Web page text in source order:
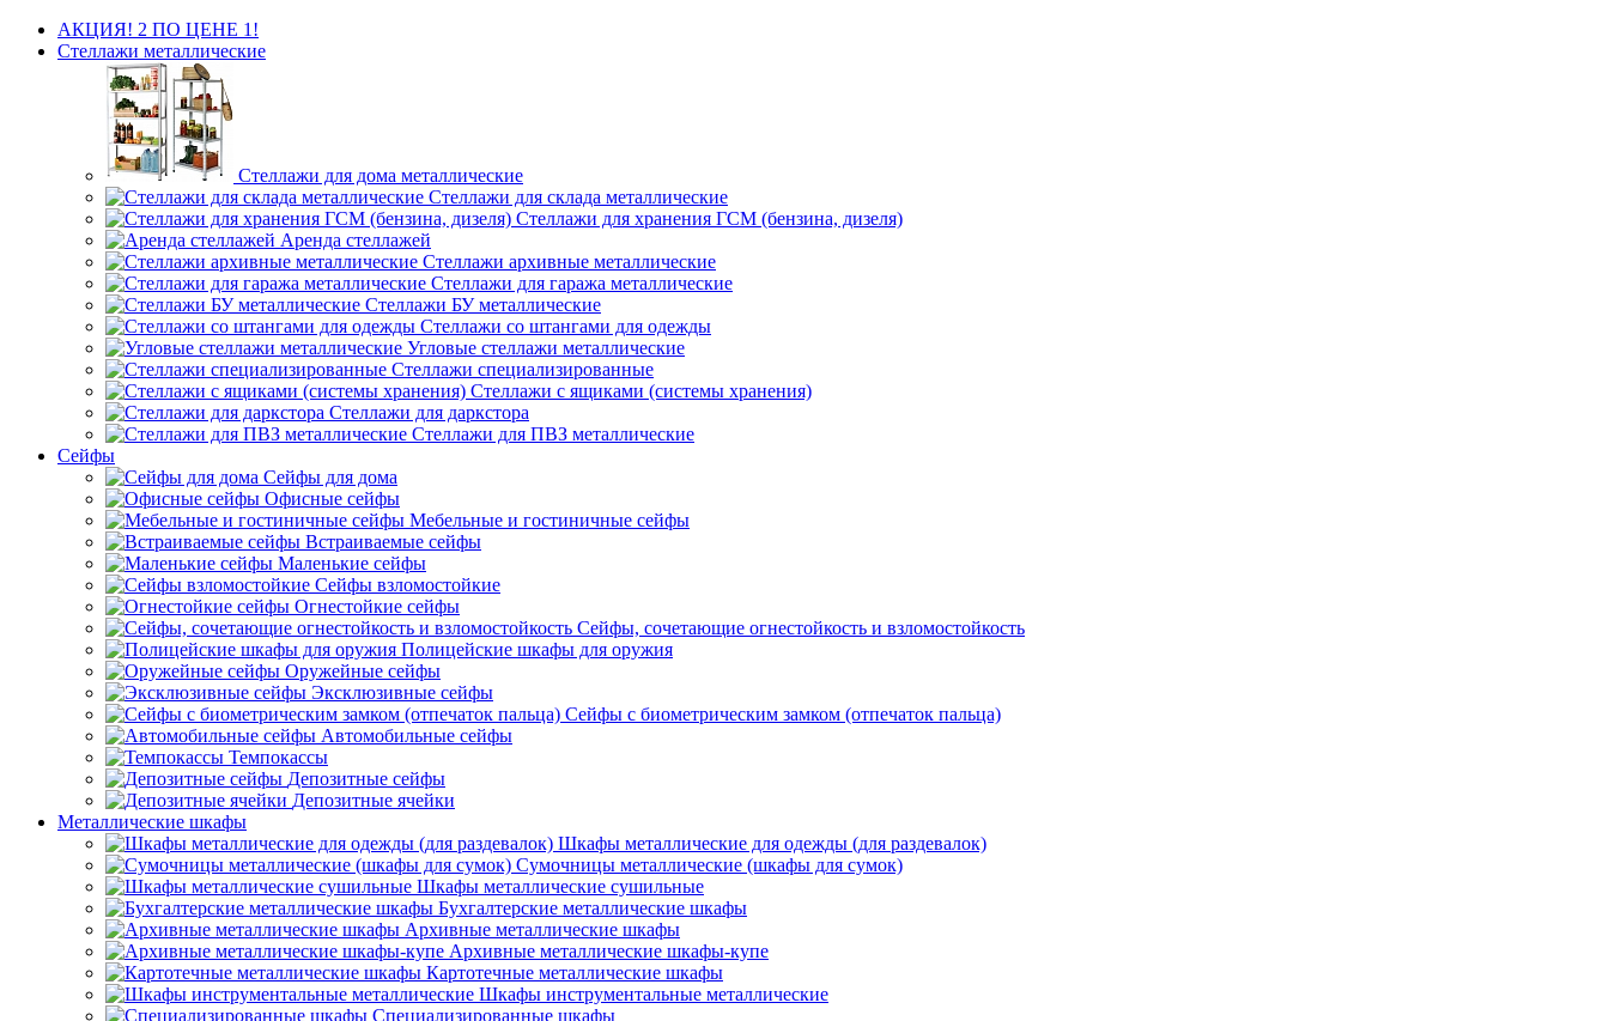
АКЦИЯ! 2 ПО ЦЕНЕ 1!
Стеллажи металлические
Стеллажи для дома металлические
Стеллажи для склада металлические
Стеллажи для хранения ГСМ (бензина, дизеля)
Аренда стеллажей
Стеллажи архивные металлические
Стеллажи для гаража металлические
Стеллажи БУ металлические
Стеллажи со штангами для одежды
Угловые стеллажи металлические
Стеллажи специализированные
Стеллажи с ящиками (системы хранения)
Стеллажи для даркстора
Стеллажи для ПВЗ металлические
Сейфы
Сейфы для дома
Офисные сейфы
Мебельные и гостиничные сейфы
Встраиваемые сейфы
Маленькие сейфы
Сейфы взломостойкие
Огнестойкие сейфы
Сейфы, сочетающие огнестойкость и взломостойкость
Полицейские шкафы для оружия
Оружейные сейфы
Эксклюзивные сейфы
Сейфы с биометрическим замком (отпечаток пальца)
Автомобильные сейфы
Темпокассы
Депозитные сейфы
Депозитные ячейки
Металлические шкафы
Шкафы металлические для одежды (для раздевалок)
Сумочницы металлические (шкафы для сумок)
Шкафы металлические сушильные
Бухгалтерские металлические шкафы
Архивные металлические шкафы
Архивные металлические шкафы-купе
Картотечные металлические шкафы
Шкафы инструментальные металлические
Специализированные шкафы